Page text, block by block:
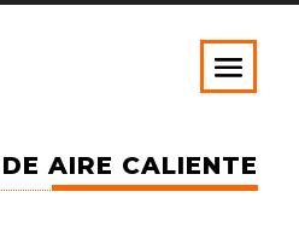
AIRE CALIENTE